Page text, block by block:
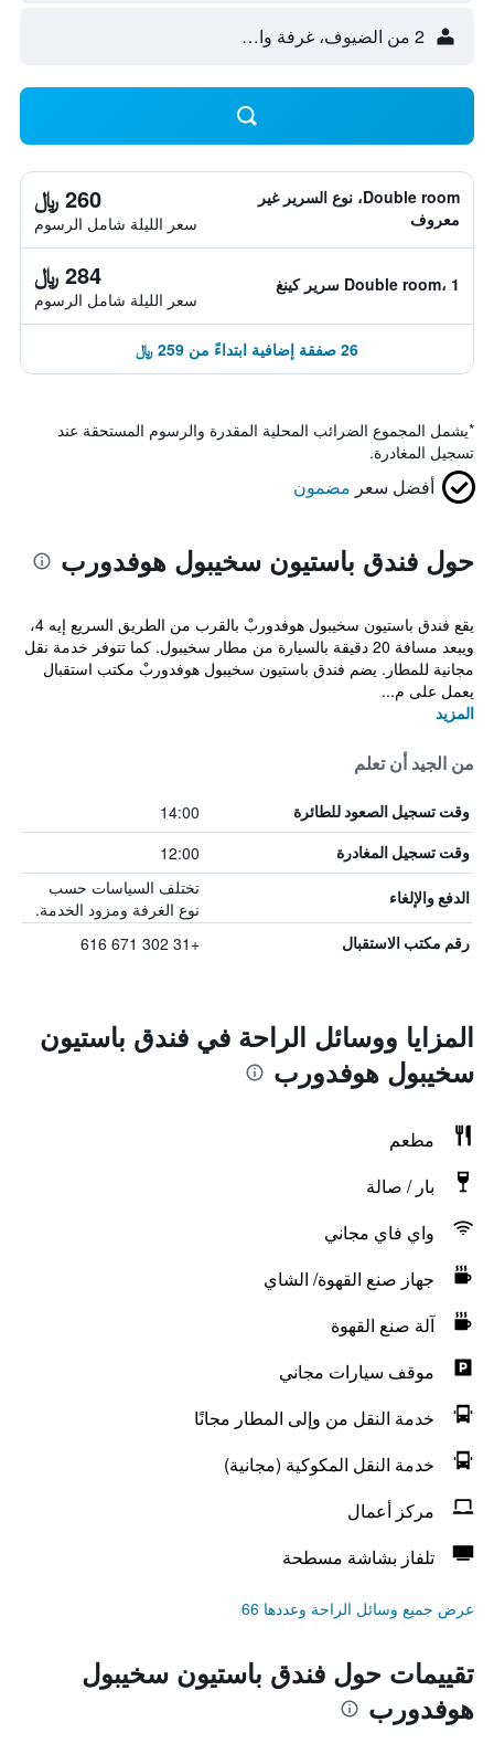
2 من الضيوف، غرفة واحدة
Double room، نوع السرير غير
معروف
260 ﷼
سعر الليلة شامل الرسوم
Double room، 1 سرير كينغ 284 ﷼
سعر الليلة شامل الرسوم
26 صفقة إضافية ابتداءً من 259 ﷼
*يشمل المجموع الضرائب المحلية المقدرة والرسوم المستحقة عند
تسجيل المغادرة.
أفضل سعر مضمون
حول فندق باستيون سخيبول هوفدورب
يقع فندق باستيون سخيبول هوفدوربْ بالقرب من الطريق السريع إيه 4،
ويبعد مسافة 20 دقيقة بالسيارة من مطار سخيبول. كما تتوفر خدمة نقل
مجانية للمطار. يضم فندق باستيون سخيبول هوفدوربْ مكتب استقبال
يعمل على م...
المزيد
من الجيد أن تعلم
وقت تسجيل الصعود للطائرة 14:00
وقت تسجيل المغادرة 12:00
الدفع والإلغاء
تختلف السياسات حسب
نوع الغرفة ومزود الخدمة.
رقم مكتب الاستقبال +31 302 671 616
المزايا ووسائل الراحة في فندق باستيون
سخيبول هوفدورب
مطعم
بار / صالة
واي فاي مجاني
جهاز صنع القهوة/ الشاي
آلة صنع القهوة
موقف سيارات مجاني
خدمة النقل من وإلى المطار مجانًا
خدمة النقل المكوكية (مجانية)
مركز أعمال
تلفاز بشاشة مسطحة
عرض جميع وسائل الراحة وعددها 66
تقييمات حول فندق باستيون سخيبول
هوفدورب